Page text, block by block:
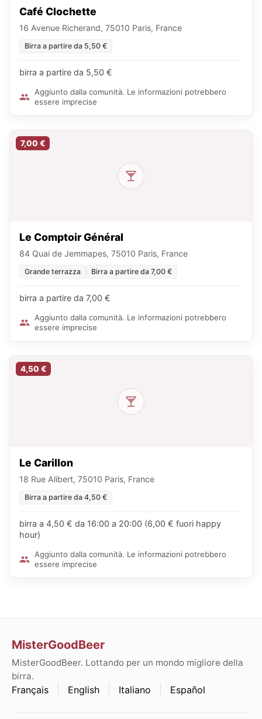
Café Clochette
16 Avenue Richerand, 75010 Paris, France
Birra a partire da 5,50 €
birra a partire da 5,50 €
Aggiunto dalla comunità. Le informazioni potrebbero
essere imprecise
7,00 €
Le Comptoir Général
84 Quai de Jemmapes, 75010 Paris, France
Grande terrazza Birra a partire da 7,00 €
birra a partire da 7,00 €
Aggiunto dalla comunità. Le informazioni potrebbero
essere imprecise
4,50 €
Le Carillon
18 Rue Alibert, 75010 Paris, France
Birra a partire da 4,50 €
birra a 4,50 € da 16:00 a 20:00 (6,00 € fuori happy
hour)
Aggiunto dalla comunità. Le informazioni potrebbero
essere imprecise
MisterGoodBeer
MisterGoodBeer. Lottando per un mondo migliore della
birra.
Français English Italiano Español